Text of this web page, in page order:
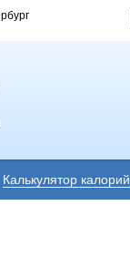
Калькулятор калорий